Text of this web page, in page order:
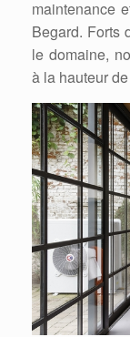
maintenance
Begard. Forts
le domaine,
à la hauteur